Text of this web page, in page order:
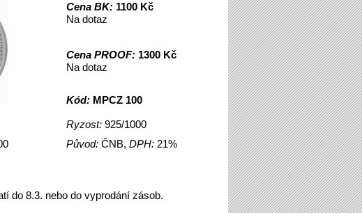
Cena BK: 1100 Kč
Na dotaz
Cena PROOF: 1300 Kč
Na dotaz
Kód: MPCZ 100
Ryzost: 925/1000
Původ: ČNB, DPH: 21%
do 8.3. nebo do vyprodání zásob.